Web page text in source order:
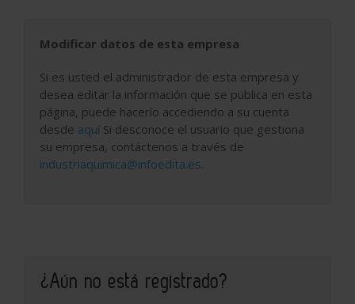
Modificar datos de esta empresa
Si es usted el administrador de esta empresa y
desea editar la información que se publica en esta
página, puede hacerlo accediendo a su cuenta
desde aquí Si desconoce el usuario que gestiona
su empresa, contáctenos a través de
industriaquimica@infoedita.es.
¿Aún no está registrado?